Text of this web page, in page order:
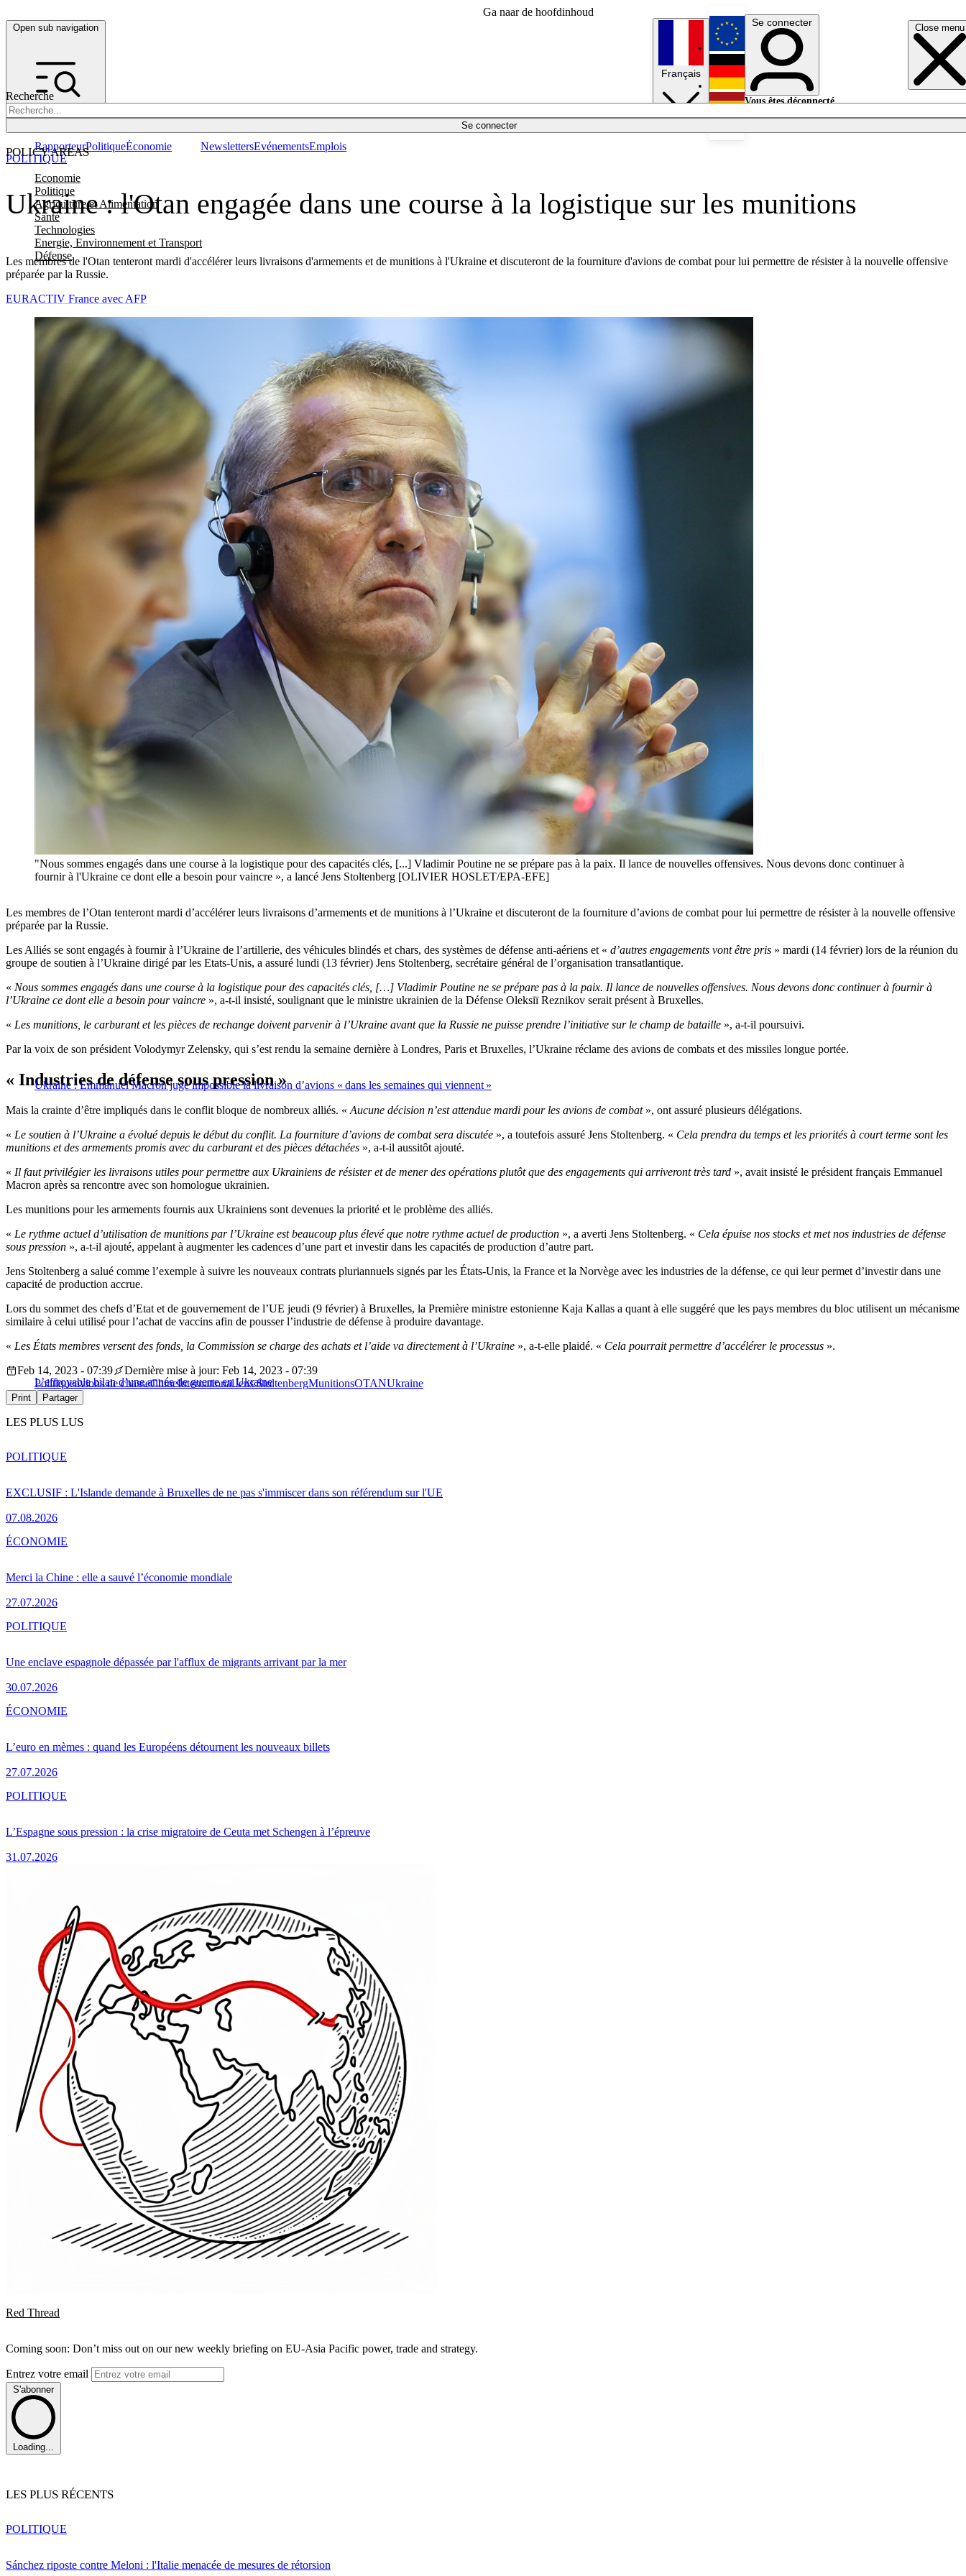
Ga naar de hoofdinhoud
Open sub navigation Close menu
Recherche
Se connecter
POLICY AREAS
Economie
Politique
Agriculture et Alimentation
Santé
Technologies
Energie, Environnement et Transport
Défense
RapporteurPolitiqueÉconomie NewslettersEvénementsEmplois
Français
English
Deutsch
Se connecter
Vous êtes déconnecté.
Ukraine : l'Otan engagée dans une course à la logistique sur les munitions
Les membres de l'Otan tenteront mardi d'accélérer leurs livraisons d'armements et de munitions à l'Ukraine et discuteront de la fourniture d'avions de combat pour lui permettre de résister à la nouvelle offensive
préparée par la Russie.
POLITIQUE
EURACTIV France avec AFP
"Nous sommes engagés dans une course à la logistique pour des capacités clés, [...] Vladimir Poutine ne se prépare pas à la paix. Il lance de nouvelles offensives. Nous devons donc continuer à
fournir à l'Ukraine ce dont elle a besoin pour vaincre », a lancé Jens Stoltenberg [OLIVIER HOSLET/EPA-EFE]
Les membres de l’Otan tenteront mardi d’accélérer leurs livraisons d’armements et de munitions à l’Ukraine et discuteront de la fourniture d’avions de combat pour lui permettre de résister à la nouvelle offensive
préparée par la Russie.
Les Alliés se sont engagés à fournir à l’Ukraine de l’artillerie, des véhicules blindés et chars, des systèmes de défense anti-aériens et « d’autres engagements vont être pris » mardi (14 février) lors de la réunion du
groupe de soutien à l’Ukraine dirigé par les Etats-Unis, a assuré lundi (13 février) Jens Stoltenberg, secrétaire général de l’organisation transatlantique.
« Nous sommes engagés dans une course à la logistique pour des capacités clés, […] Vladimir Poutine ne se prépare pas à la paix. Il lance de nouvelles offensives. Nous devons donc continuer à fournir à
l’Ukraine ce dont elle a besoin pour vaincre », a-t-il insisté, soulignant que le ministre ukrainien de la Défense Oleksiï Reznikov serait présent à Bruxelles.
« Les munitions, le carburant et les pièces de rechange doivent parvenir à l’Ukraine avant que la Russie ne puisse prendre l’initiative sur le champ de bataille », a-t-il poursuivi.
Par la voix de son président Volodymyr Zelensky, qui s’est rendu la semaine dernière à Londres, Paris et Bruxelles, l’Ukraine réclame des avions de combats et des missiles longue portée.
Ukraine : Emmanuel Macron juge impossible la livraison d’avions « dans les semaines qui viennent »
« Industries de défense sous pression »
Mais la crainte d’être impliqués dans le conflit bloque de nombreux alliés. « Aucune décision n’est attendue mardi pour les avions de combat», ont assuré plusieurs délégations.
« Le soutien à l’Ukraine a évolué depuis le début du conflit. La fourniture d’avions de combat sera discutée », a toutefois assuré Jens Stoltenberg. « Cela prendra du temps et les priorités à court terme sont les
munitions et des armements promis avec du carburant et des pièces détachées », a-t-il aussitôt ajouté.
« Il faut privilégier les livraisons utiles pour permettre aux Ukrainiens de résister et de mener des opérations plutôt que des engagements qui arriveront très tard », avait insisté le président français Emmanuel
Macron après sa rencontre avec son homologue ukrainien.
Les munitions pour les armements fournis aux Ukrainiens sont devenues la priorité et le problème des alliés.
« Le rythme actuel d’utilisation de munitions par l’Ukraine est beaucoup plus élevé que notre rythme actuel de production », a averti Jens Stoltenberg. « Cela épuise nos stocks et met nos industries de défense
sous pression », a-t-il ajouté, appelant à augmenter les cadences d’une part et investir dans les capacités de production d’autre part.
Jens Stoltenberg a salué comme l’exemple à suivre les nouveaux contrats pluriannuels signés par les États-Unis, la France et la Norvège avec les industries de la défense, ce qui leur permet d’investir dans une
capacité de production accrue.
Lors du sommet des chefs d’Etat et de gouvernement de l’UE jeudi (9 février) à Bruxelles, la Première ministre estonienne Kaja Kallas a quant à elle suggéré que les pays membres du bloc utilisent un mécanisme
similaire à celui utilisé pour l’achat de vaccins afin de pousser l’industrie de défense à produire davantage.
« Les États membres versent des fonds, la Commission se charge des achats et l’aide va directement à l’Ukraine », a-t-elle plaidé. « Cela pourrait permettre d’accélérer le processus ».
L’effroyable bilan d’une année de guerre en Ukraine
Feb 14, 2023 - 07:39
Dernière mise à jour: Feb 14, 2023 - 07:39
Politiqueavions de chasseChineInternationalJens StoltenbergMunitionsOTANUkraine
Print Partager
LES PLUS LUS
EXCLUSIF : L'Islande demande à Bruxelles de ne pas s'immiscer dans son référendum sur l'UE
07.08.2026
POLITIQUE
Merci la Chine : elle a sauvé l’économie mondiale
27.07.2026
ÉCONOMIE
Une enclave espagnole dépassée par l'afflux de migrants arrivant par la mer
30.07.2026
POLITIQUE
L’euro en mèmes : quand les Européens détournent les nouveaux billets
27.07.2026
ÉCONOMIE
L’Espagne sous pression : la crise migratoire de Ceuta met Schengen à l’épreuve
31.07.2026
POLITIQUE
Red Thread
Coming soon: Don’t miss out on our new weekly briefing on EU-Asia Pacific power, trade and strategy.
Entrez votre email
S'abonner
Loading...
LES PLUS RÉCENTS
Sánchez riposte contre Meloni : l'Italie menacée de mesures de rétorsion
POLITIQUE